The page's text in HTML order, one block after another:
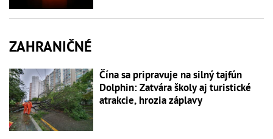
ZAHRANIČNÉ
Čína sa pripravuje na silný tajfún
Dolphin: Zatvára školy aj turistické
atrakcie, hrozia záplavy